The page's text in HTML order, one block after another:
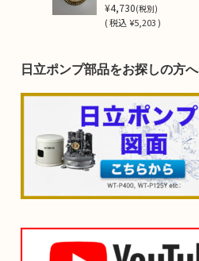
¥4,730(税別)
(税込¥5,203 )
日立ポンプ部品をお探しの方へ